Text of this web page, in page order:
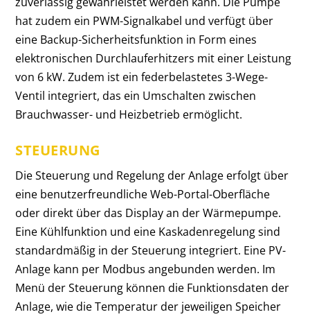
hat zudem ein PWM-Signalkabel und verfügt über
eine Backup-Sicherheitsfunktion in Form eines
elektronischen Durchlauferhitzers mit einer Leistung
von 6 kW. Zudem ist ein federbelastetes 3-Wege-
Ventil integriert, das ein Umschalten zwischen
Brauchwasser- und Heizbetrieb ermöglicht.
STEUERUNG
Die Steuerung und Regelung der Anlage erfolgt über
eine benutzerfreundliche Web-Portal-Oberfläche
oder direkt über das Display an der Wärmepumpe.
Eine Kühlfunktion und eine Kaskadenregelung sind
standardmäßig in der Steuerung integriert. Eine PV-
Anlage kann per Modbus angebunden werden. Im
Menü der Steuerung können die Funktionsdaten der
Anlage, wie die Temperatur der jeweiligen Speicher